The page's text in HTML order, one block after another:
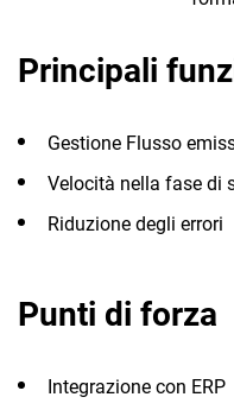
Email Marketing
Fatturazione
Financial Solutions
TeamSystem Store
Relationship
Management
Business
Intelligence
E-Commerce
Principali
Gestione Flusso
Velocità nella fase di
Riduzione degli errori
Punti di forza
Integrazione con ERP